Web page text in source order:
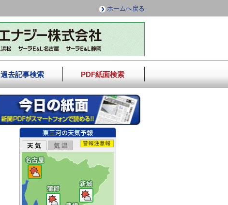
ホームへ戻る
過去記事検索 PDF紙面検索